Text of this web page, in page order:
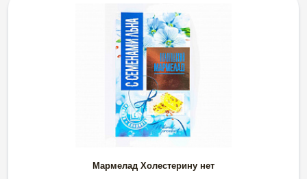
Мармелад Холестерину нет